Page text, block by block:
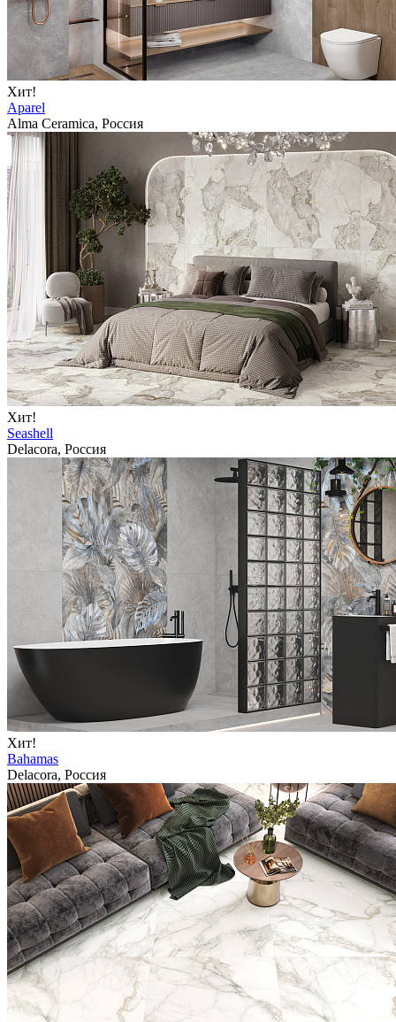
Хит!
Aparel
Alma Ceramica, Россия
Хит!
Seashell
Delacora, Россия
Хит!
Bahamas
Delacora, Россия